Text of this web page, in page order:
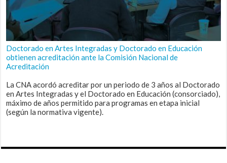
Doctorado en Artes Integradas y Doctorado en Educación
obtienen acreditación ante la Comisión Nacional de
Acreditación
La CNA acordó acreditar por un periodo de 3 años al Doctorado
en Artes Integradas y el Doctorado en Educación (consorciado),
máximo de años permitido para programas en etapa inicial
(según la normativa vigente).